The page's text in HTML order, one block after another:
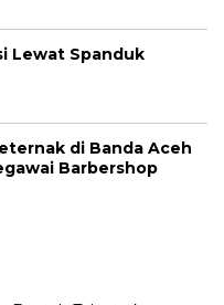
Lewat Spanduk
di Banda Aceh
Barbershop